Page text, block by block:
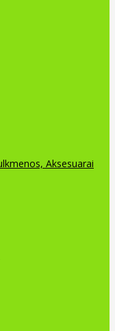
Aksesuarai